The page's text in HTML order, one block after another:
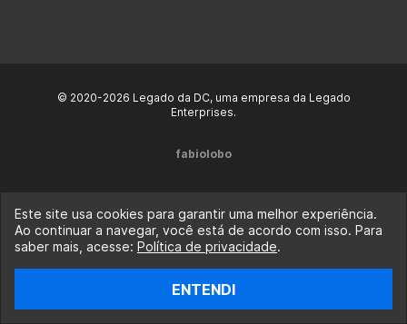
© 2020-2026 Legado da DC, uma empresa da Legado
Enterprises.
fabiolobo
Este site usa cookies para garantir uma melhor experiência.
Ao continuar a navegar, você está de acordo com isso. Para
saber mais, acesse: Política de privacidade.
ENTENDI